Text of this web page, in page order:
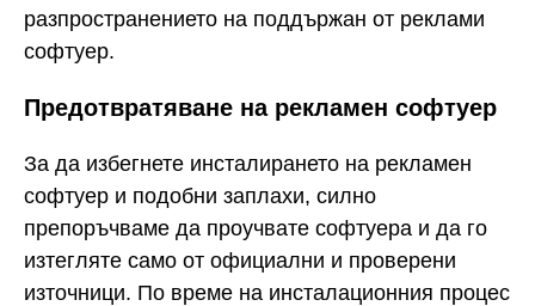
разпространението на поддържан от реклами
софтуер.
Предотвратяване на рекламен софтуер
За да избегнете инсталирането на рекламен
софтуер и подобни заплахи, силно
препоръчваме да проучвате софтуера и да го
изтегляте само от официални и проверени
източници. По време на инсталационния процес